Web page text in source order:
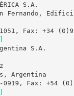
S.A.
Fernando,
Fax: +34
S.A.
Argentina
Fax: +54